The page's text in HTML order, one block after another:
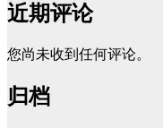
近期评论
您尚未收到任何评论。
归档